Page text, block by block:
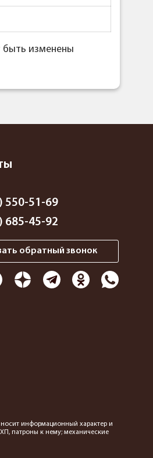
быть изменены
550-51-69
685-45-92
обратный звонок
носит информационный характер и
патроны к нему; механические